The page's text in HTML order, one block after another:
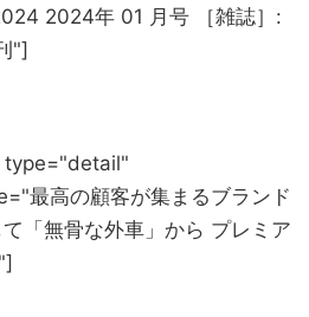
2024年 01 月号 ［雑誌］:
"]
最高の顧客が集まるブランド
「無骨な外車」から プレミア